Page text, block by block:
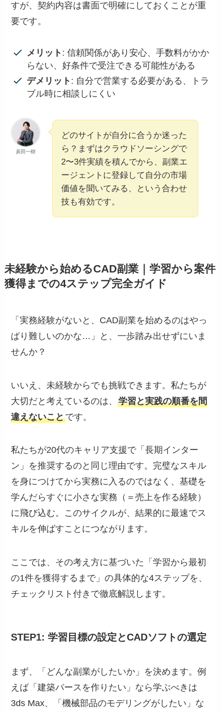
すが、契約内容は書面で明確にしておくことが重
要です。
メリット : 信頼関係があり安心、手数料がかか
らない、好条件で受注できる可能性がある
デメリット : 自分で営業する必要がある、トラ
ブル時に相談しにくい
炭田一樹
どのサイトが自分に合うか迷った
ら？まずはクラウドソーシングで
2〜3件実績を積んでから、副業エ
ージェントに登録して自分の市場
価値を聞いてみる、という合わせ
技も有効です。
未経験から始めるCAD副業｜学習から案件
獲得までの4ステップ完全ガイド
「実務経験がないと、CAD副業を始めるのはやっ
ぱり難しいのかな…」と、一歩踏み出せずにいま
せんか？
いいえ、未経験からでも挑戦できます。私たちが
大切だと考えているのは、学習と実践の順番を間
違えないことです。
私たちが20代のキャリア支援で「長期インター
ン」を推奨するのと同じ理由です。完璧なスキル
を身につけてから実務に入るのではなく、基礎を
学んだらすぐに小さな実務（＝売上を作る経験）
に飛び込む。このサイクルが、結果的に最速でス
キルを伸ばすことにつながります。
ここでは、その考え方に基づいた「学習から最初
の1件を獲得するまで」の具体的な4ステップを、
チェックリスト付きで徹底解説します。
STEP1: 学習目標の設定とCADソフトの選定
まず、「どんな副業がしたいか」を決めます。例
えば「建築パースを作りたい」なら学ぶべきは
3ds Max、「機械部品のモデリングがしたい」な